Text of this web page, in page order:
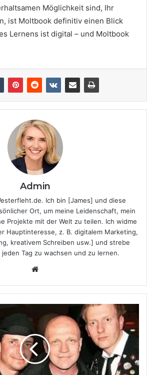
Möglichkeit sind, Ihr
ist Moltbook definitiv einen Blick
Lernens ist digital – und Moltbook
Admin
Ich bin [James] und diese
Ort, um meine Leidenschaft, mein
Projekte mit der Welt zu teilen. Ich widme
Hauptinteresse, z. B. digitalem Marketing,
kreativem Schreiben usw.] und strebe
Tag zu wachsen und zu lernen.